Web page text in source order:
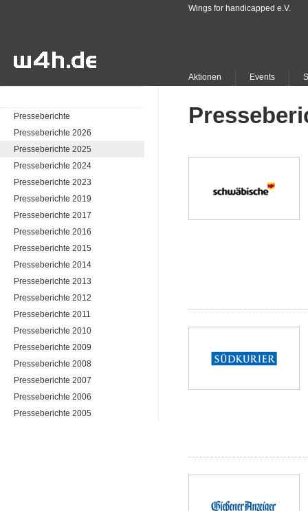
Wings for handicapped e.V.
Aktionen Events
Presseberichte
Presseberichte 2026
Presseberichte 2025
Presseberichte 2024
Presseberichte 2023
Presseberichte 2019
Presseberichte 2017
Presseberichte 2016
Presseberichte 2015
Presseberichte 2014
Presseberichte 2013
Presseberichte 2012
Presseberichte 2011
Presseberichte 2010
Presseberichte 2009
Presseberichte 2008
Presseberichte 2007
Presseberichte 2006
Presseberichte 2005